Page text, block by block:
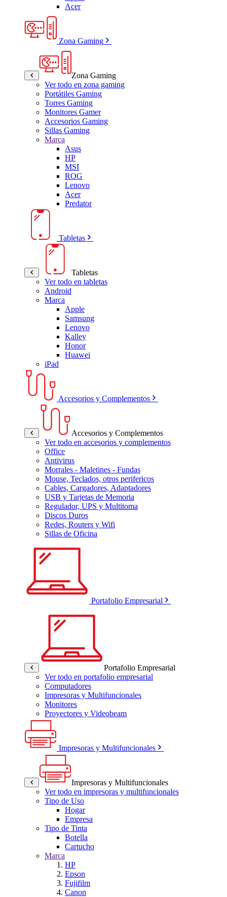
Acer
Zona Gaming
Zona Gaming
Ver todo en zona gaming
Portátiles Gaming
Torres Gaming
Monitores Gamer
Accesorios Gaming
Sillas Gaming
Marca
Asus
HP
MSI
ROG
Lenovo
Acer
Predator
Tabletas
Tabletas
Ver todo en tabletas
Android
Marca
Apple
Samsung
Lenovo
Kalley
Honor
Huawei
iPad
Accesorios y Complementos
Accesorios y Complementos
Ver todo en accesorios y complementos
Office
Antivirus
Morrales - Maletines - Fundas
Mouse, Teclados, otros perifericos
Cables, Cargadores, Adaptadores
USB y Tarjetas de Memoria
Regulador, UPS y Multitoma
Discos Duros
Redes, Routers y Wifi
Sillas de Oficina
Portafolio Empresarial
Portafolio Empresarial
Ver todo en portafolio empresarial
Computadores
Impresoras y Multifuncionales
Monitores
Proyectores y Videobeam
Impresoras y Multifuncionales
Impresoras y Multifuncionales
Ver todo en impresoras y multifuncionales
Tipo de Uso
Hogar
Empresa
Tipo de Tinta
Botella
Cartucho
Marca
HP
Epson
Fujifilm
Canon